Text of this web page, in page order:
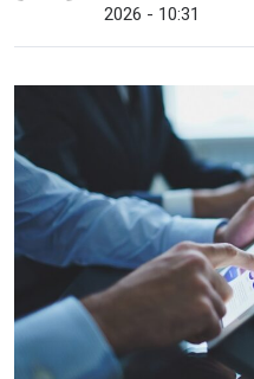
2026 - 10:31